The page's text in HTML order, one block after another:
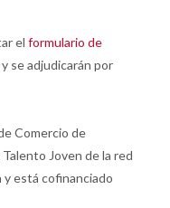
el formulario de
se adjudicarán por
Comercio de
Joven de la red
y está cofinanciado